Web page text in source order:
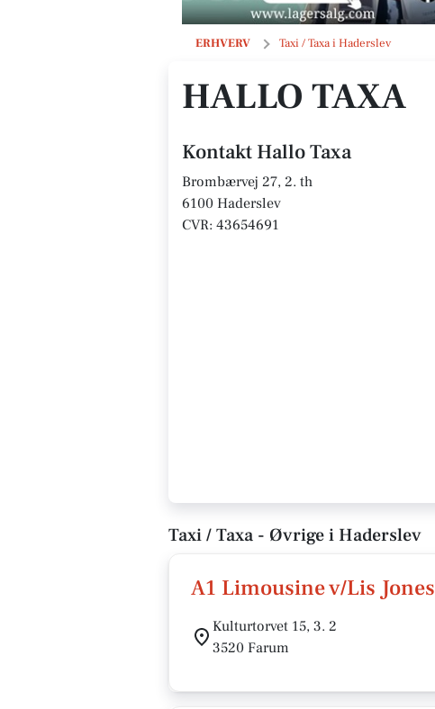
ERHVERV Taxi / Taxa i Haderslev
Hallo Taxa
HALLO TAXA
Kontakt Hallo Taxa
Brombærvej 27, 2. th
6100 Haderslev
CVR: 43654691
Taxi / Taxa - Øvrige i Haderslev
A1 Limousine v/Lis Jones
Kulturtorvet 15, 3. 2
3520 Farum